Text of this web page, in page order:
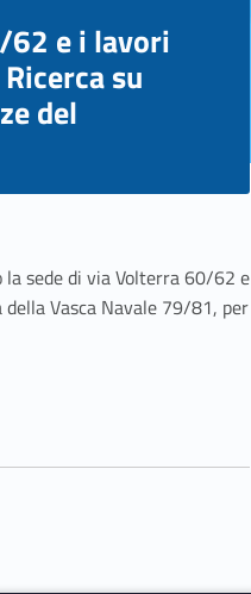
62 e i lavori
su
del
sede di via Volterra 60/62 e
Vasca Navale 79/81, per